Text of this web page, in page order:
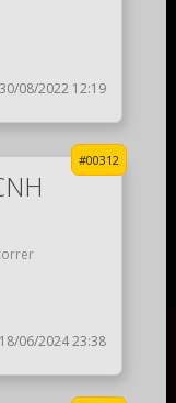
30/08/2022 12:19
#00312
18/06/2024 23:38